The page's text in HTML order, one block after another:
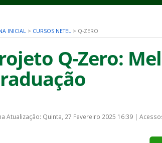
INICIAL > CURSOS NETEL > Q-ZERO
Q-Zero:
Atualização: Quinta, 27 Fevereiro 2025 16:39 |